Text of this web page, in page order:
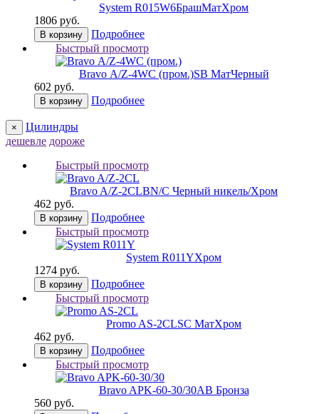
System R015W6БрашМатХром
1806 руб.
В корзину
Подробнее
Быстрый просмотр
Bravo А/Z-4WC (пром.)SB МатЧерный
602 руб.
В корзину Подробнее
×
Цилиндры
дешевле дороже
Быстрый просмотр
Bravo A/Z-2CLBN/C Черный никель/Хром
462 руб.
В корзину
Подробнее
Быстрый просмотр
System R011YХром
1274 руб.
В корзину
Подробнее
Быстрый просмотр
Promo AS-2CLSC МатХром
462 руб.
В корзину
Подробнее
Быстрый просмотр
Bravo AРK-60-30/30AB Бронза
560 руб.